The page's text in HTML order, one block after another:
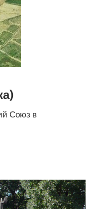
Союз в